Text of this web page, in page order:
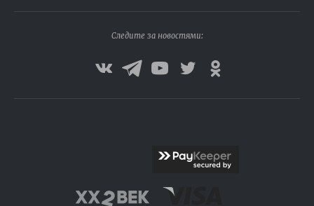
Следите за новостями: